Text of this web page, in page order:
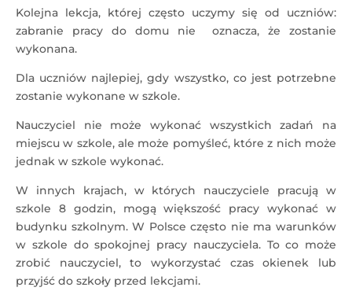
Kolejna lekcja, której często uczymy się od uczniów:
zabranie pracy do domu nie oznacza, że ​​zostanie
wykonana.
Dla uczniów najlepiej, gdy wszystko, co jest potrzebne
zostanie wykonane w szkole.
Nauczyciel nie może wykonać wszystkich zadań na
miejscu w szkole, ale może pomyśleć, które z nich może
jednak w szkole wykonać.
W innych krajach, w których nauczyciele pracują w
szkole 8 godzin, mogą większość pracy wykonać w
budynku szkolnym. W Polsce często nie ma warunków
w szkole do spokojnej pracy nauczyciela. To co może
zrobić nauczyciel, to wykorzystać czas okienek lub
przyjść do szkoły przed lekcjami.